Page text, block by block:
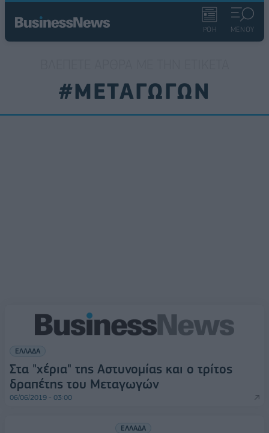
ΡΟΗ ΜΕΝΟΥ
#ΜΕΤΑΓΩΓΩΝ
ΕΛΛΑΔΑ
Στα "χέρια" της Αστυνομίας και ο τρίτος
δραπέτης του Μεταγωγών
06/06/2019 - 03:00
ΕΛΛΑΔΑ